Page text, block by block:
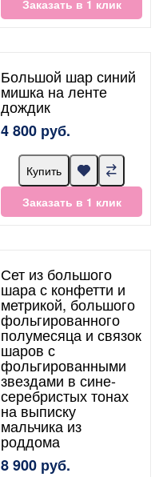
Заказать в 1 клик
Большой шар синий
мишка на ленте
дождик
4 800 руб.
Купить
Заказать в 1 клик
Сет из большого
шара с конфетти и
метрикой, большого
фольгированного
полумесяца и связок
шаров с
фольгированными
звездами в сине-
серебристых тонах
на выписку
мальчика из
роддома
8 900 руб.